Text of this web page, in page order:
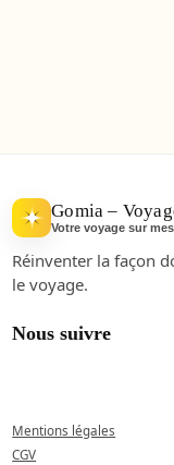
Gomia –
Votre voyage sur
Réinventer la façon
le voyage.
Nous suivre
Mentions légales
CGV